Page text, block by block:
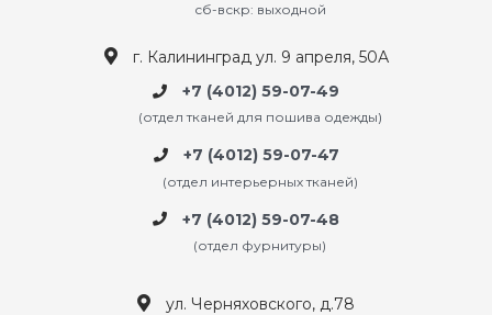
сб-вскр: выходной
г. Калининград ул. 9 апреля, 50А
+7 (4012) 59-07-49
(отдел тканей для пошива одежды)
+7 (4012) 59-07-47
(отдел интерьерных тканей)
+7 (4012) 59-07-48
(отдел фурнитуры)
ул. Черняховского, д.78